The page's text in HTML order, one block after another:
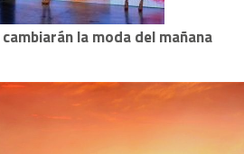
la moda del mañana